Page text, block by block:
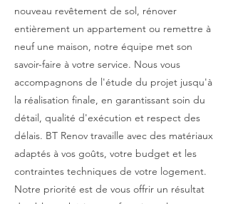
nouveau revêtement de sol, rénover
entièrement un appartement ou remettre à
neuf une maison, notre équipe met son
savoir-faire à votre service. Nous vous
accompagnons de l'étude du projet jusqu'à
la réalisation finale, en garantissant soin du
détail, qualité d'exécution et respect des
délais. BT Renov travaille avec des matériaux
adaptés à vos goûts, votre budget et les
contraintes techniques de votre logement.
Notre priorité est de vous offrir un résultat